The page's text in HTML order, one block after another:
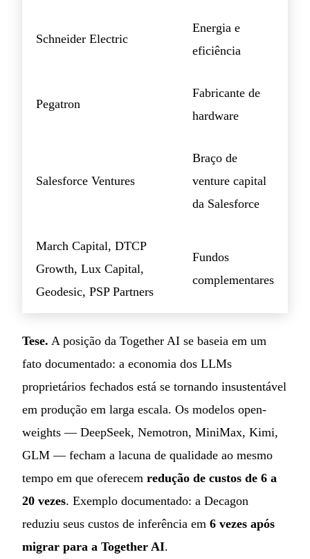
Schneider Electric
Energia e
eficiência
Pegatron
Fabricante de
hardware
Salesforce Ventures
Braço de
venture capital
da Salesforce
March Capital, DTCP
Growth, Lux Capital,
Geodesic, PSP Partners
Fundos
complementares
Tese. A posição da Together AI se baseia em um
fato documentado: a economia dos LLMs
proprietários fechados está se tornando insustentável
em produção em larga escala. Os modelos open-
weights — DeepSeek, Nemotron, MiniMax, Kimi,
GLM — fecham a lacuna de qualidade ao mesmo
tempo em que oferecem redução de custos de 6 a
20 vezes. Exemplo documentado: a Decagon
reduziu seus custos de inferência em 6 vezes após
migrar para a Together AI.